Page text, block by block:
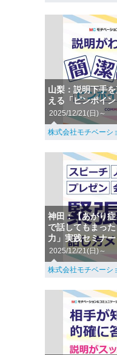
山梨：説明下手
える「ピンポイ
2025/12/21(日)～
株式会社モチベーシ
神田：【あがり
で話してもまっ
力」実践セミナー
2025/12/21(日)～
株式会社モチベーシ